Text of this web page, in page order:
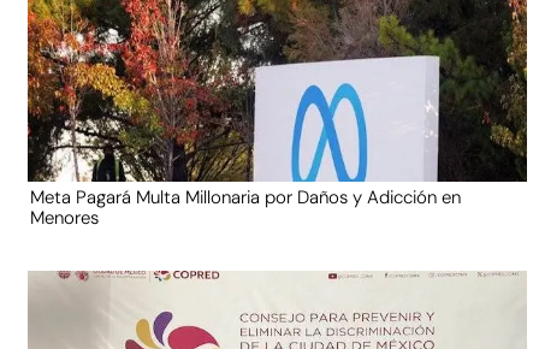
Meta Pagará Multa Millonaria por Daños y Adicción en
Menores